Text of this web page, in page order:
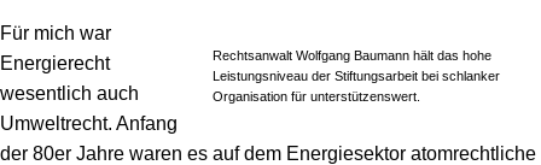
Rechtsanwalt Wolfgang Baumann hält das hohe
Leistungsniveau der Stiftungsarbeit bei schlanker
Organisation für unterstützenswert.
Für mich war
Energierecht
wesentlich auch
Umweltrecht. Anfang
der 80er Jahre waren es auf dem Energiesektor atomrechtliche